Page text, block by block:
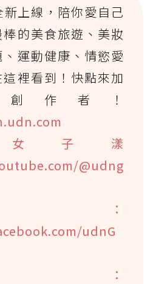
新上線，陪你愛自己
的美食旅遊、美妝
運動健康、情慾愛
裡看到！快點來加
作者！
子漾
@udng
：
udnG
：